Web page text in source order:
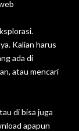
Kalian harus
ada di
atau mencari
di bisa juga
apapun